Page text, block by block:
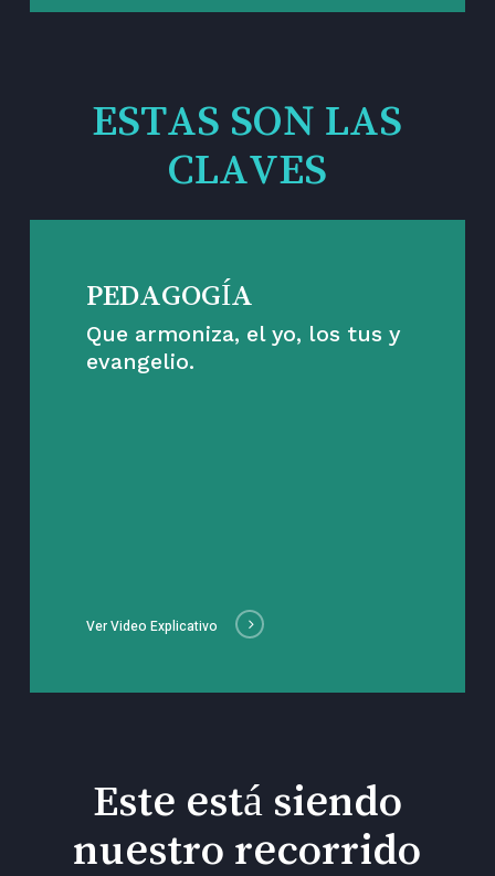
ESTAS SON LAS
CLAVES
PEDAGOGÍA
Que armoniza, el yo, los tus y
evangelio.
Ver Video Explicativo
Este está siendo
nuestro recorrido